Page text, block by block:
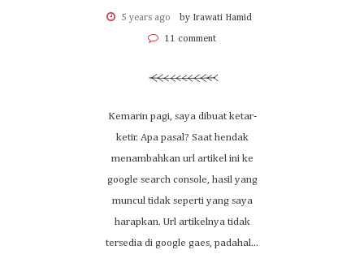
5 years ago by Irawati Hamid
11 comment
Kemarin pagi, saya dibuat ketar-
ketir. Apa pasal? Saat hendak
menambahkan url artikel ini ke
google search console, hasil yang
muncul tidak seperti yang saya
harapkan. Url artikelnya tidak
tersedia di google gaes, padahal...